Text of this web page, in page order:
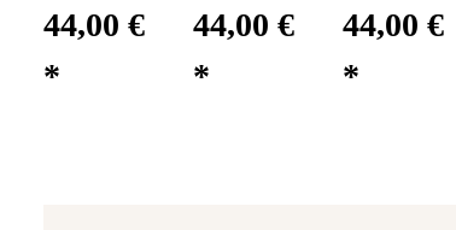
44,00 €
*
44,00 €
*
44,00 €
*